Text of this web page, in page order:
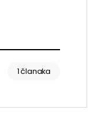
1 članaka